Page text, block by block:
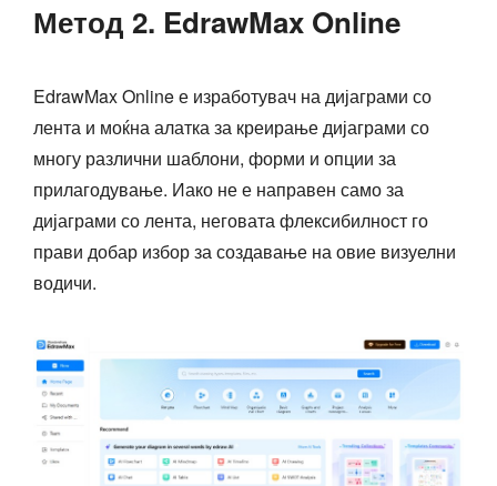
Метод 2. EdrawMax Online
EdrawMax Online е изработувач на дијаграми со
лента и моќна алатка за креирање дијаграми со
многу различни шаблони, форми и опции за
прилагодување. Иако не е направен само за
дијаграми со лента, неговата флексибилност го
прави добар избор за создавање на овие визуелни
водичи.